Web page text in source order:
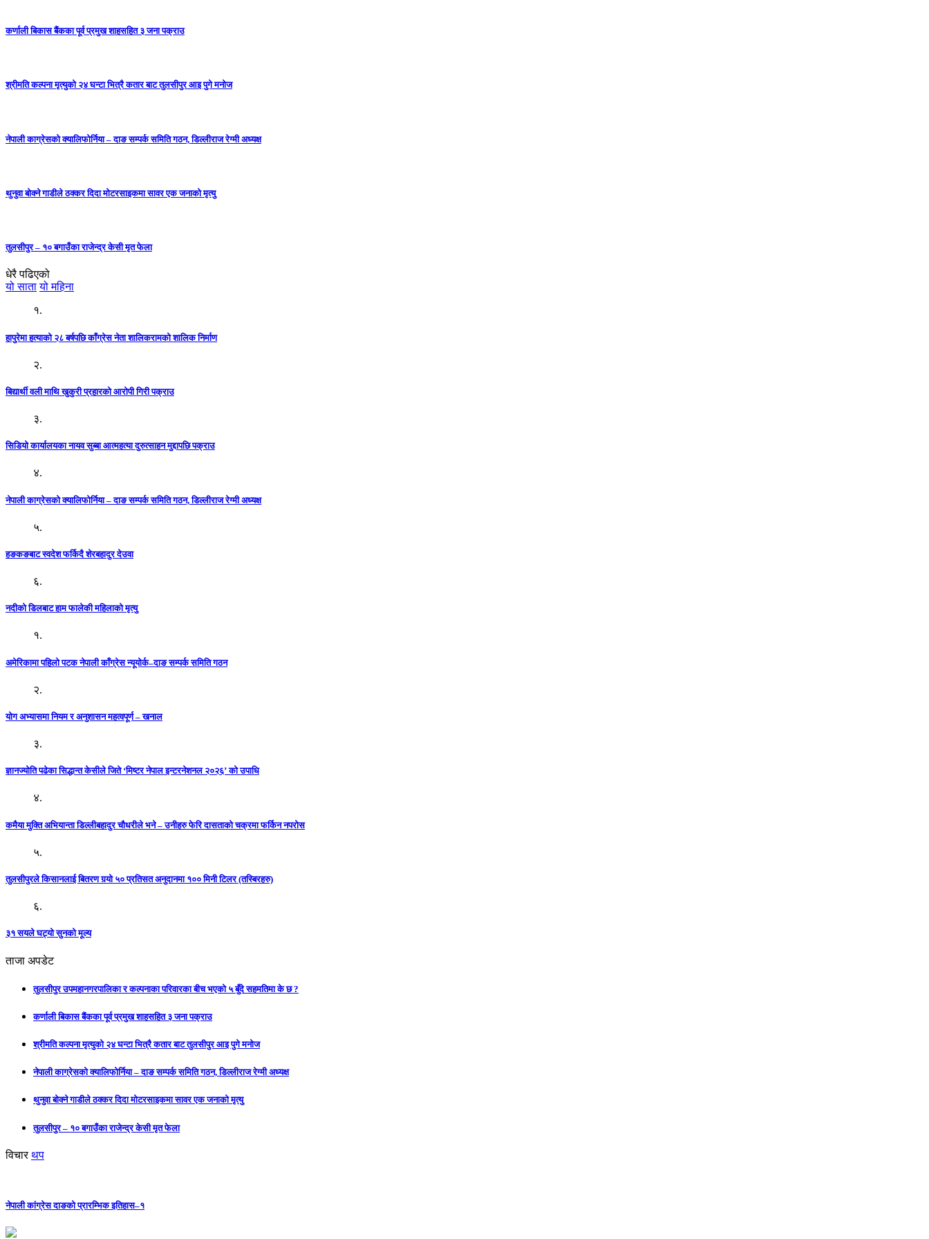
कर्णाली बिकास बैंकका पूर्व प्रमुख शाहसहित ३ जना पक्राउ
श्रीमति कल्पना मृत्युको २४ घन्टा भित्रै कतार बाट तुलसीपुर आइ पुगे मनोज
नेपाली काग्रेसको क्यालिफोर्निया – दाङ सम्पर्क समिति गठन, डिल्लीराज रेग्मी अध्यक्ष
थुनुवा बोक्ने गाडीले ठक्कर दिदा मोटरसाइकमा सावर एक जनाको मृत्यु
तुलसीपुर – १० बगाउँका राजेन्द्र केसी मृत फेला
धेरै पढिएको
यो साता यो महिना
१.
हापुरेमा हत्याको २८ बर्षपछि काँग्रेस नेता शालिकरामको शालिक निर्माण
२.
बिद्यार्थी वली माथि खुकुरी प्रहारको आरोपी गिरी पक्राउ
३.
सिडियो कार्यालयका नायव सुब्बा आत्महत्या दुरुत्साहन मुद्दापछि पक्राउ
४.
नेपाली काग्रेसको क्यालिफोर्निया – दाङ सम्पर्क समिति गठन, डिल्लीराज रेग्मी अध्यक्ष
५.
हङकङबाट स्वदेश फर्किदै शेरबहादुर देउवा
६.
नदीको डिलबाट हाम फालेकी महिलाको मृत्यु
१.
अमेरिकामा पहिलो पटक नेपाली काँग्रेस न्यूयोर्क–दाङ सम्पर्क समिति गठन
२.
योग अभ्यासमा नियम र अनुशासन महत्वपूर्ण – खनाल
३.
ज्ञानज्योति पढेका सिद्धान्त केसीले जिते ‘मिष्टर नेपाल इन्टरनेशनल २०२६’ को उपाधि
४.
कमैया मुक्ति अभियान्ता डिल्लीबहादुर चौधरीले भने – उनीहरु फेरि दासताको चक्रमा फर्किन नपरोस
५.
तुलसीपुरले किसानलाई बितरण गर्‍यो ५० प्रतिसत अनुदानमा १०० मिनी टिलर (तस्बिरहरु)
६.
३१ सयले घट्यो सुनको मूल्य
ताजा अपडेट
तुलसीपुर उपमहानगरपालिका र कल्पनाका परिवारका बीच भएको ५ बुँदे सहमतिमा के छ ?
कर्णाली बिकास बैंकका पूर्व प्रमुख शाहसहित ३ जना पक्राउ
श्रीमति कल्पना मृत्युको २४ घन्टा भित्रै कतार बाट तुलसीपुर आइ पुगे मनोज
नेपाली काग्रेसको क्यालिफोर्निया – दाङ सम्पर्क समिति गठन, डिल्लीराज रेग्मी अध्यक्ष
थुनुवा बोक्ने गाडीले ठक्कर दिदा मोटरसाइकमा सावर एक जनाको मृत्यु
तुलसीपुर – १० बगाउँका राजेन्द्र केसी मृत फेला
विचार थप
नेपाली कांग्रेस दाङको प्रारम्भिक इतिहास–१